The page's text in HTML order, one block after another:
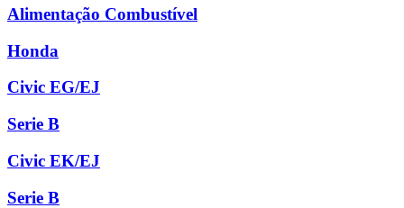
Alimentação Combustível
Honda
Civic EG/EJ
Serie B
Civic EK/EJ
Serie B